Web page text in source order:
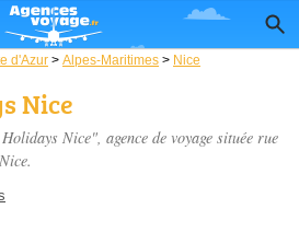
d'Azur > Alpes-Maritimes > Nice
Nice
Nice", agence de voyage située rue